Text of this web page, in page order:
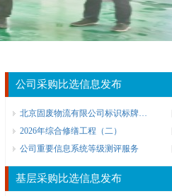
公司采购比选信息发布
北京固废物流有限公司标识标牌项目合格供方选聘（二次询价）
2026年综合修缮工程（二）
公司重要信息系统等级测评服务
基层采购比选信息发布